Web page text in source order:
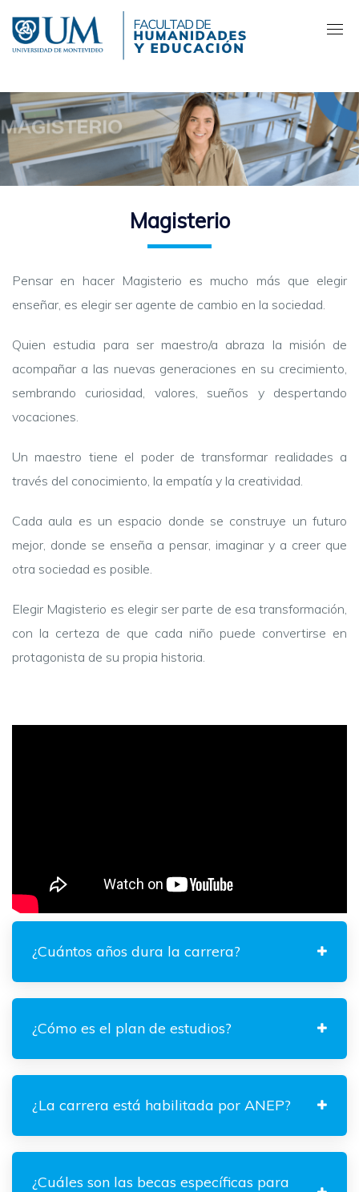
contenido
principal
Magisterio
Pensar en hacer Magisterio es mucho más que elegir
enseñar, es elegir ser agente de cambio en la sociedad.
Quien estudia para ser maestro/a abraza la misión de
acompañar a las nuevas generaciones en su crecimiento,
sembrando curiosidad, valores, sueños y despertando
vocaciones.
Un maestro tiene el poder de transformar realidades a
través del conocimiento, la empatía y la creatividad.
Cada aula es un espacio donde se construye un futuro
mejor, donde se enseña a pensar, imaginar y a creer que
otra sociedad es posible.
Elegir Magisterio es elegir ser parte de esa transformación,
con la certeza de que cada niño puede convertirse en
protagonista de su propia historia.
¿Cuántos años dura la carrera?
¿Cómo es el plan de estudios?
¿La carrera está habilitada por ANEP?
¿Cuáles son las becas específicas para